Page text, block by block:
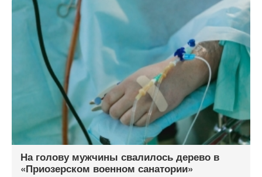
На голову мужчины свалилось дерево в
«Приозерском военном санатории»